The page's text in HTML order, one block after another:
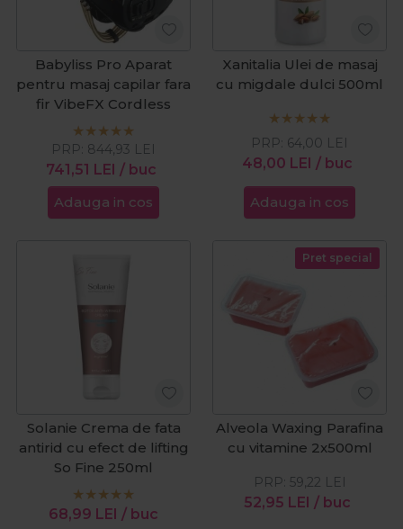
Babyliss Pro Aparat
pentru masaj capilar fara
fir VibeFX Cordless
741,51 LEI / buc
PRP: 844,93 LEI
Adauga in cos
Xanitalia Ulei de masaj
cu migdale dulci 500ml
48,00 LEI / buc
PRP: 64,00 LEI
Adauga in cos
Solanie Crema de fata
antirid cu efect de lifting
So Fine 250ml
68,99 LEI / buc
Pret special
Alveola Waxing Parafina
cu vitamine 2x500ml
52,95 LEI / buc
PRP: 59,22 LEI